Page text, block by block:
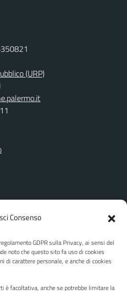
Consenso
GDPR sulla Privacy, ai sensi del
noto che questo sito fa uso di cookies
di carattere personale, e anche di cookies
è facoltativa, anche se potrebbe limitare la
(URP)